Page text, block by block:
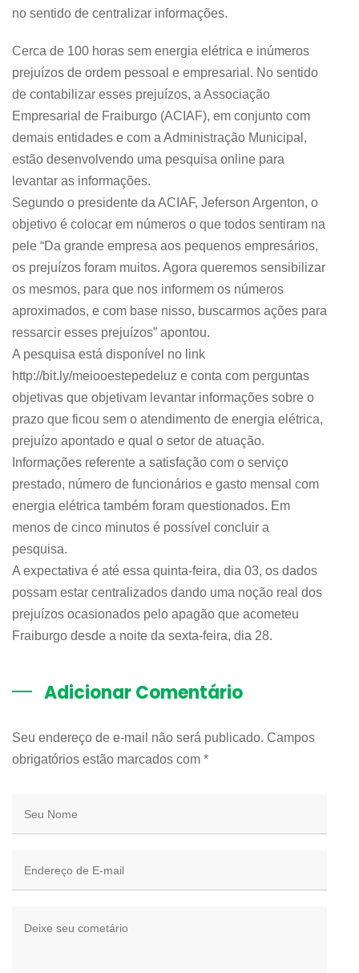
no sentido de centralizar informações.
Cerca de 100 horas sem energia elétrica e inúmeros
prejuízos de ordem pessoal e empresarial. No sentido
de contabilizar esses prejuízos, a Associação
Empresarial de Fraiburgo (ACIAF), em conjunto com
demais entidades e com a Administração Municipal,
estão desenvolvendo uma pesquisa online para
levantar as informações.
Segundo o presidente da ACIAF, Jeferson Argenton, o
objetivo é colocar em números o que todos sentiram na
pele “Da grande empresa aos pequenos empresários,
os prejuízos foram muitos. Agora queremos sensibilizar
os mesmos, para que nos informem os números
aproximados, e com base nisso, buscarmos ações para
ressarcir esses prejuízos” apontou.
A pesquisa está disponível no link
http://bit.ly/meiooestepedeluz e conta com perguntas
objetivas que objetivam levantar informações sobre o
prazo que ficou sem o atendimento de energia elétrica,
prejuízo apontado e qual o setor de atuação.
Informações referente a satisfação com o serviço
prestado, número de funcionários e gasto mensal com
energia elétrica também foram questionados. Em
menos de cinco minutos é possível concluir a
pesquisa.
A expectativa é até essa quinta-feira, dia 03, os dados
possam estar centralizados dando uma noção real dos
prejuízos ocasionados pelo apagão que acometeu
Fraiburgo desde a noite da sexta-feira, dia 28.
Adicionar Comentário
Seu endereço de e-mail não será publicado. Campos
obrigatórios estão marcados com *